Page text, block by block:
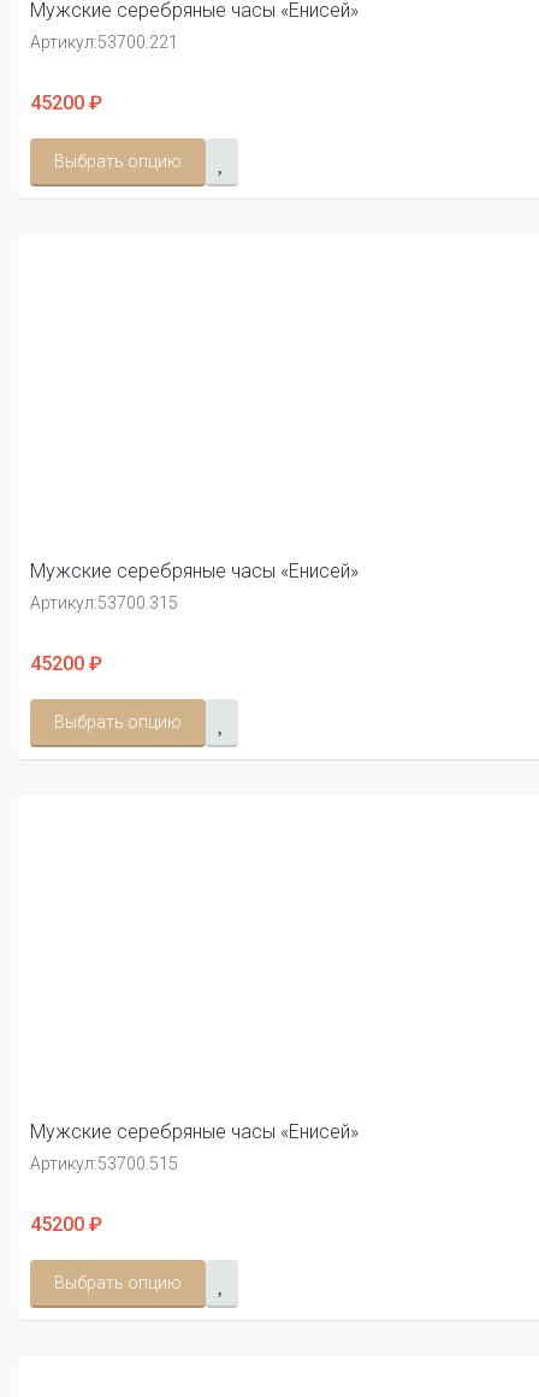
Мужские серебряные часы «Енисей»
Артикул:53700.221
45200 ₽
Выбрать опцию
Мужские серебряные часы «Енисей»
Артикул:53700.315
45200 ₽
Выбрать опцию
Мужские серебряные часы «Енисей»
Артикул:53700.515
45200 ₽
Выбрать опцию